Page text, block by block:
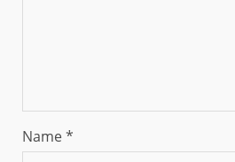
Name*